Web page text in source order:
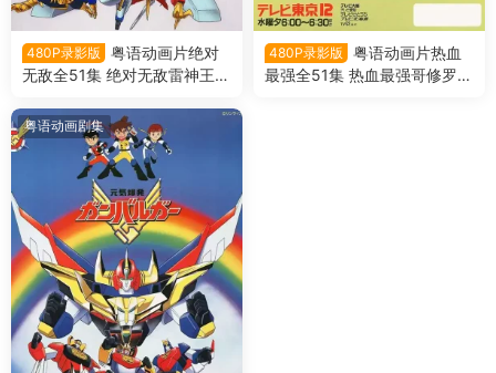
480P录影版
粤语动画片绝对
无敌全51集 绝对无敌雷神王粤
480P录影版
粤语动画片热血
最强全51集 热血最强哥修罗粤
粤语动画剧集